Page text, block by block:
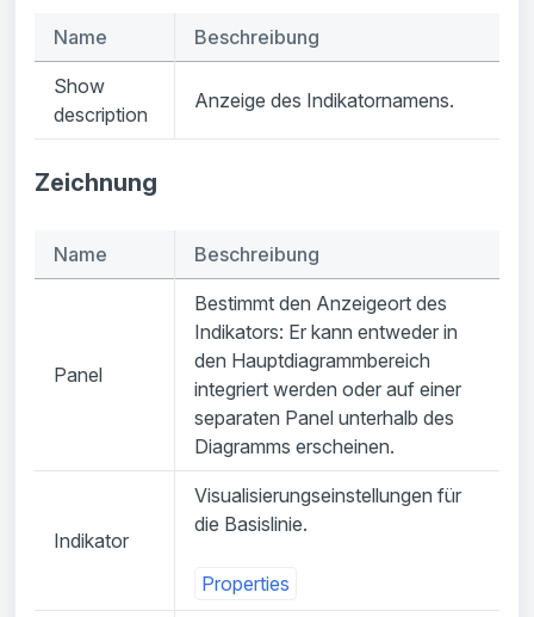
Name Beschreibung
Show
description
Anzeige des Indikatornamens.
Zeichnung
Name Beschreibung
Panel
Bestimmt den Anzeigeort des
Indikators: Er kann entweder in
den Hauptdiagrammbereich
integriert werden oder auf einer
separaten Panel unterhalb des
Diagramms erscheinen.
Indikator
Visualisierungseinstellungen für
die Basislinie.
Properties